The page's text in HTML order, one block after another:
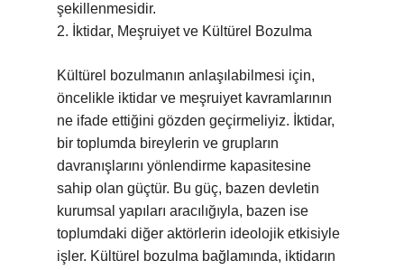
şekillenmesidir.
2. İktidar, Meşruiyet ve Kültürel Bozulma
Kültürel bozulmanın anlaşılabilmesi için,
öncelikle iktidar ve meşruiyet kavramlarının
ne ifade ettiğini gözden geçirmeliyiz. İktidar,
bir toplumda bireylerin ve grupların
davranışlarını yönlendirme kapasitesine
sahip olan güçtür. Bu güç, bazen devletin
kurumsal yapıları aracılığıyla, bazen ise
toplumdaki diğer aktörlerin ideolojik etkisiyle
işler. Kültürel bozulma bağlamında, iktidarın